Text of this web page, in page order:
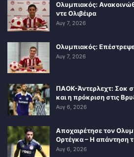
Ολυμπιακός:
ντε Ολιβέιρα
Αυγ 7, 2026
Ολυμπιακός:
Αυγ 7, 2026
ΠΑΟΚ-Άντερλεχτ: Σοκ
και η πρόκριση στις
Αυγ 6, 2026
Αποχαιρέτησε τον
Ορτέγκα – Η απάντηση
Αυγ 6, 2026